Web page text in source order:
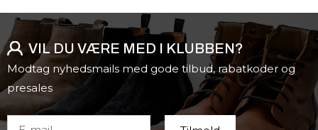
VIL DU VÆRE MED I KLUBBEN?
Modtag nyhedsmails med gode tilbud, rabatkoder og
presales